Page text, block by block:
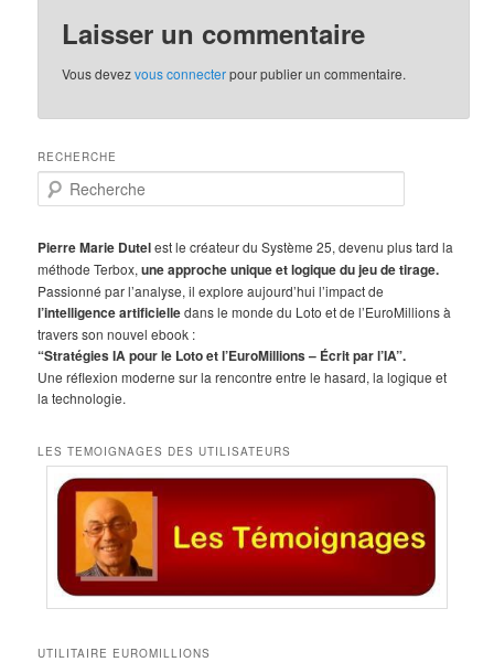
Laisser un commentaire
Vous devezvous connecterpour publier un commentaire.
RECHERCHE
e
h
e
r
c
h
e
Pierre Marie Dutelest le créateur du Système 25, devenu plus tard la
méthode Terbox,une approche unique et logique du jeu de tirage.
Passionné par l’analyse, il explore aujourd’hui l’impact de
l’intelligence artificielledans le monde du Loto et de l’EuroMillions à
travers son nouvel ebook :
“Stratégies IA pour le Loto et l’EuroMillions – Écrit par l’IA”.
Une réflexion moderne sur la rencontre entre le hasard, la logique et
la technologie.
LES TEMOIGNAGES DES UTILISATEURS
UTILITAIRE EUROMILLIONS